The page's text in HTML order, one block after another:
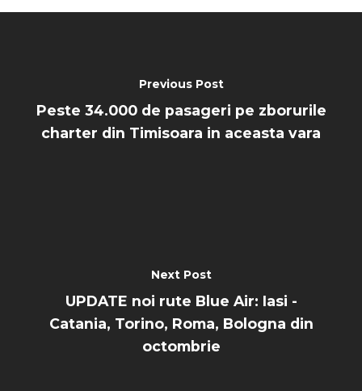
Previous Post
Peste 34.000 de pasageri pe zborurile
charter din Timisoara in aceasta vara
Next Post
UPDATE noi rute Blue Air: Iasi -
Catania, Torino, Roma, Bologna din
octombrie